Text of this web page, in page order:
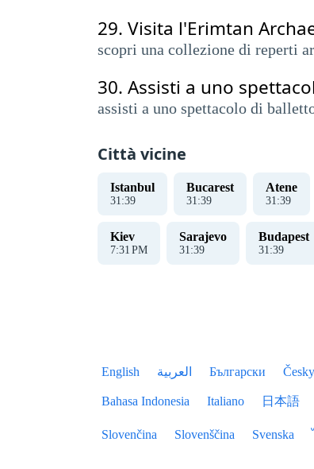
29. Visita l'Erimtan
scopri una collezione di reperti
30. Assisti a uno
assisti a uno spettacolo di
Città vicine
Istanbul
31:39
Bucarest
31:39
Atene
31:39
Kiev
7:31 PM
Sarajevo
31:39
Budapest
31:39
English العربية Български Česky
Bahasa Indonesia Italiano 日本語
Slovenčina Slovenščina Svenska